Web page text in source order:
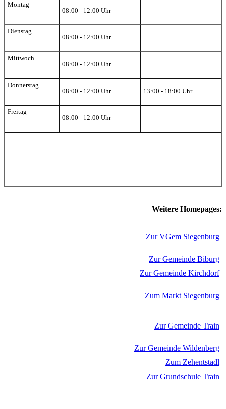
Montag
08:00 - 12:00 Uhr
Dienstag
08:00 - 12:00 Uhr
Mittwoch
08:00 - 12:00 Uhr
Donnerstag
08:00 - 12:00 Uhr
13:00 - 18:00 Uhr
Freitag
08:00 - 12:00 Uhr
Weitere Homepages:
Zur VGem Siegenburg
Zur Gemeinde Biburg
Zur Gemeinde Kirchdorf
Zum Markt Siegenburg
Zur Gemeinde Train
Zur Gemeinde Wildenberg
Zum Zehentstadl
Zur Grundschule Train